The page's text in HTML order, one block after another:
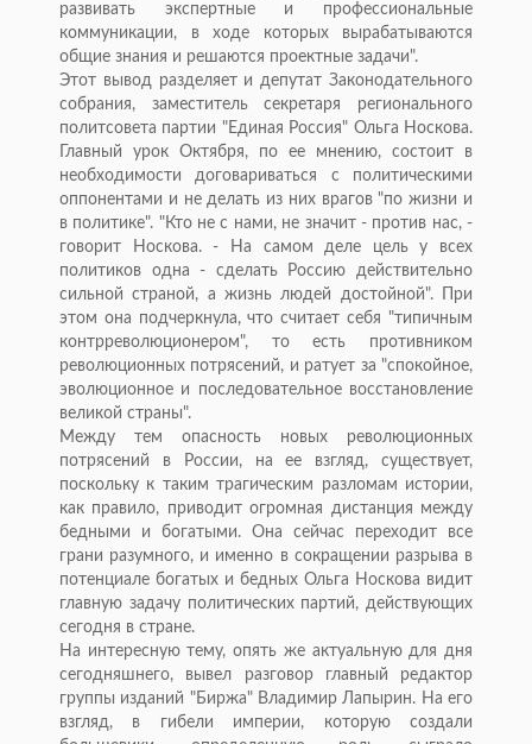
развивать экспертные и профессиональные
коммуникации, в ходе которых вырабатываются
общие знания и решаются проектные задачи".
Этот вывод разделяет и депутат Законодательного
собрания, заместитель секретаря регионального
политсовета партии "Единая Россия" Ольга Носкова.
Главный урок Октября, по ее мнению, состоит в
необходимости договариваться с политическими
оппонентами и не делать из них врагов "по жизни и
в политике". "Кто не с нами, не значит - против нас, -
говорит Носкова. - На самом деле цель у всех
политиков одна - сделать Россию действительно
сильной страной, а жизнь людей достойной". При
этом она подчеркнула, что считает себя "типичным
контрреволюционером", то есть противником
революционных потрясений, и ратует за "спокойное,
эволюционное и последовательное восстановление
великой страны".
Между тем опасность новых революционных
потрясений в России, на ее взгляд, существует,
поскольку к таким трагическим разломам истории,
как правило, приводит огромная дистанция между
бедными и богатыми. Она сейчас переходит все
грани разумного, и именно в сокращении разрыва в
потенциале богатых и бедных Ольга Носкова видит
главную задачу политических партий, действующих
сегодня в стране.
На интересную тему, опять же актуальную для дня
сегодняшнего, вывел разговор главный редактор
группы изданий "Биржа" Владимир Лапырин. На его
взгляд, в гибели империи, которую создали